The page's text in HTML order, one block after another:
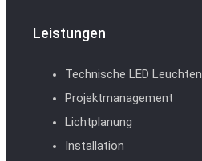
Leistungen
Technische LED Leuchten
Projektmanagement
Lichtplanung
Installation